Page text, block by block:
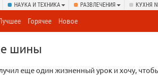
НАУКА И ТЕХНИКА РАЗВЛЕЧЕНИЯ КУХНЯ
Горячее Новое
шины
еще один жизненный урок и хочу,